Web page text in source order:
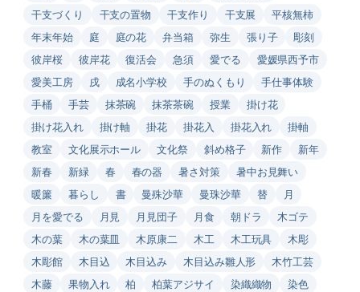
干支づくり
干支の置物 干支作り 干支展
平核無柿
年末年始
庭 庭の花 弁当箱 弥生 張り子
彫刻
彼岸桜
彼岸花 復活会 急須 愛でる
愛媛県西予市
愛美工房
戌 成名小学校 手のぬくもり
手仕事体験
手桶
手芸 抹茶碗 抹茶茶碗 授業
掛け花
掛け花入れ
掛け軸 掛花 掛花入 掛花入れ
掛軸
教室
文化展示ホール 文化祭 斜め格子 新作
新年
新春
新緑 春 春の器 暑さ対策
暑中お見舞い
暖簾
暮らし 書 曼殊沙華 曼珠沙華 替
月
月を愛でる
月見 月見団子 月食 朝ドラ
木ゴテ
木の葉
木の葉皿 木原康二 木工 木工玩具
木彫
木彫館
木目込 木目込み 木目込み雛人形
木竹工芸
木藤
果物入れ 柏 柏葉アジサイ 染織織物
染色